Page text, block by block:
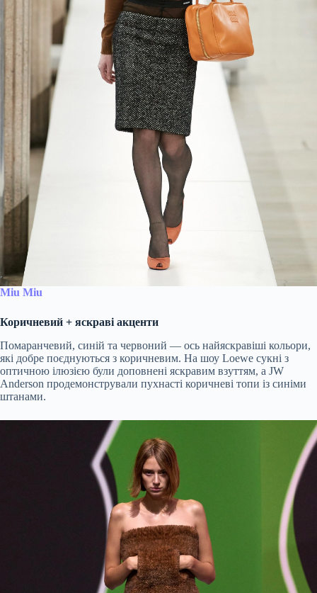
Miu Miu
Коричневий + яскраві акценти
Помаранчевий, синій та червоний — ось найяскравіші кольори,
які добре поєднуються з коричневим. На шоу Loewe сукні з
оптичною ілюзією були доповнені яскравим взуттям, а JW
Anderson продемонстрували пухнасті коричневі топи із синіми
штанами.